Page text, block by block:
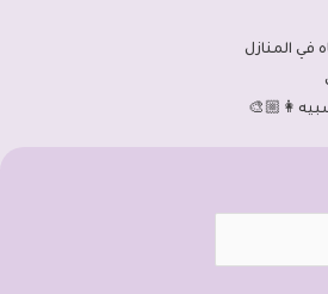
في المنازل